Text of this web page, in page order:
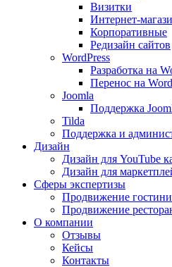
Визитки
Интернет-
Корпоративные
Редизайн сайтов
WordPress
Разработка на
Перенос на
Joomla
Поддержка
Tilda
Поддержка и
Дизайн
Дизайн для YouTube
Дизайн для
Сферы экспертизы
Продвижение
Продвижение
О компании
Отзывы
Кейсы
Контакты